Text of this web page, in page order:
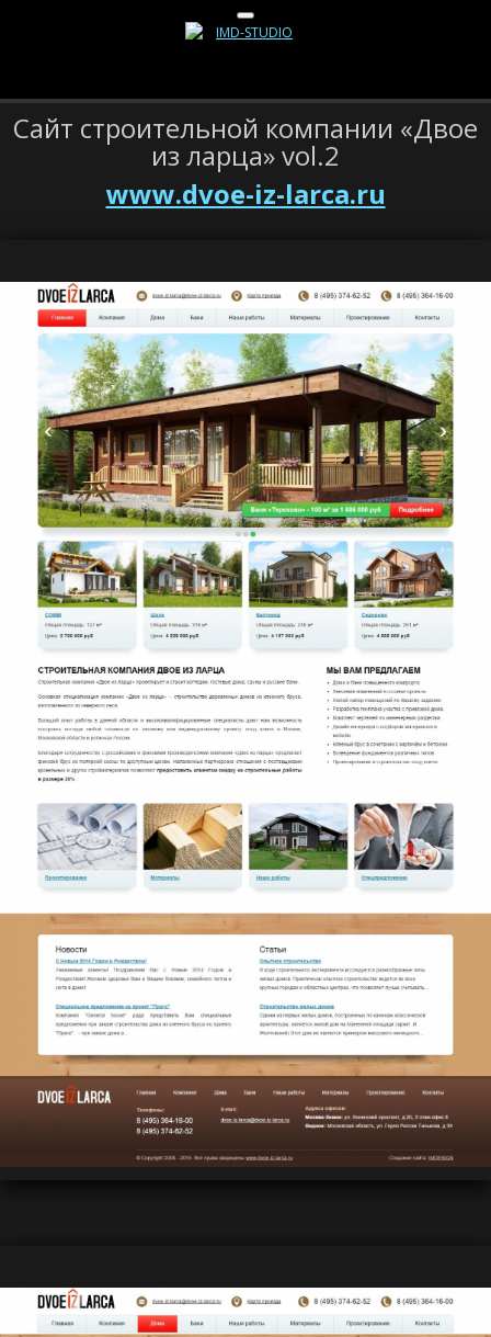
Сайт строительной компании «Двое
из ларца» vol.2
www.dvoe-iz-larca.ru